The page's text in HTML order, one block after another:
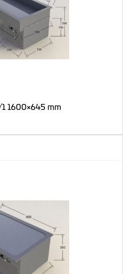
1600×645 mm